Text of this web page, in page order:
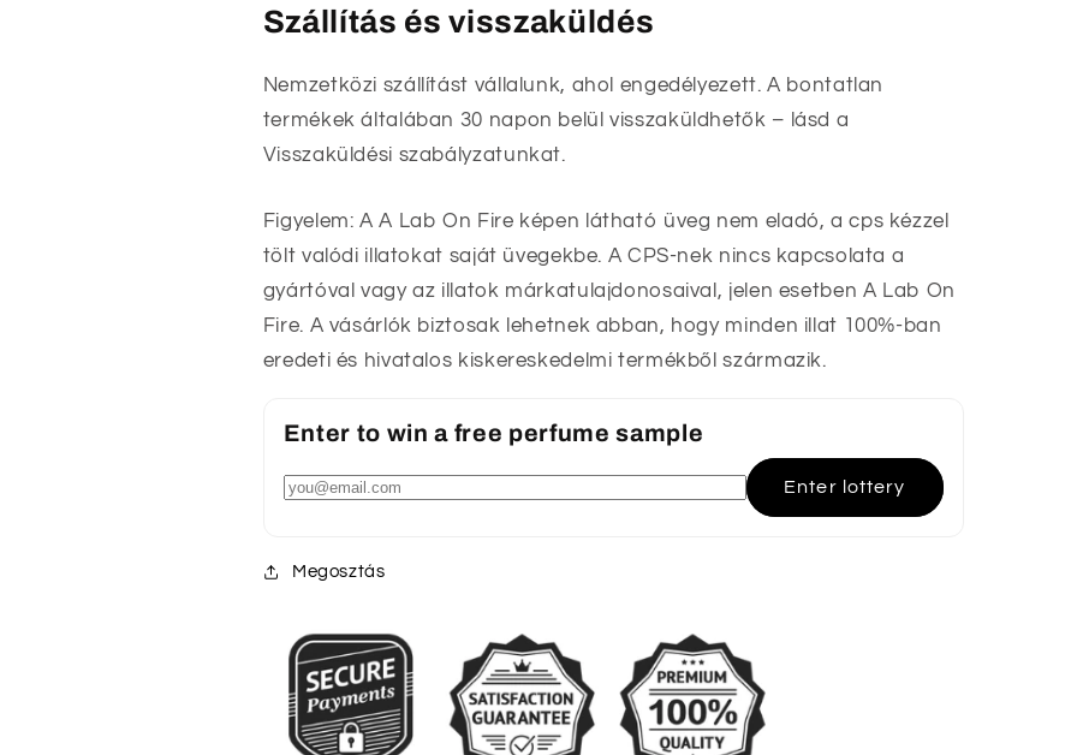
Szállítás és visszaküldés
Nemzetközi szállítást vállalunk, ahol engedélyezett. A bontatlan
termékek általában 30 napon belül visszaküldhetők – lásd a
Visszaküldési szabályzatunkat.
Figyelem: A A Lab On Fire képen látható üveg nem eladó, a cps kézzel
tölt valódi illatokat saját üvegekbe. A CPS-nek nincs kapcsolata a
gyártóval vagy az illatok márkatulajdonosaival, jelen esetben A Lab On
Fire. A vásárlók biztosak lehetnek abban, hogy minden illat 100%-ban
eredeti és hivatalos kiskereskedelmi termékből származik.
Enter to win a free perfume sample
Enter lottery
Megosztás